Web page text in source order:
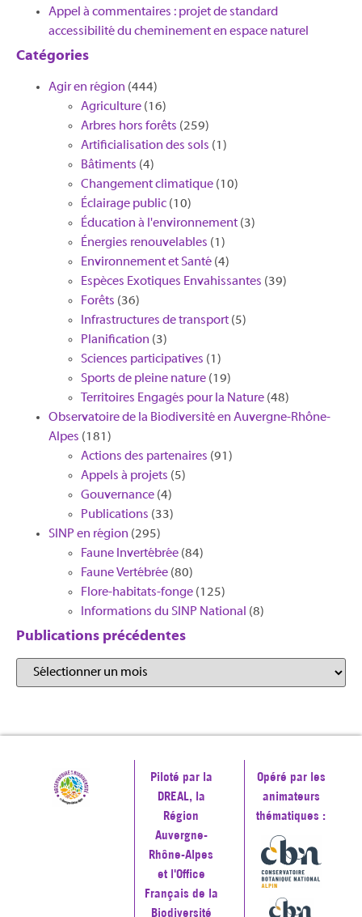
Appel à commentaires : projet de standard
accessibilité du cheminement en espace naturel
Catégories
Agir en région (444)
Agriculture (16)
Arbres hors forêts (259)
Artificialisation des sols (1)
Bâtiments (4)
Changement climatique (10)
Éclairage public (10)
Éducation à l'environnement (3)
Énergies renouvelables (1)
Environnement et Santé (4)
Espèces Exotiques Envahissantes (39)
Forêts (36)
Infrastructures de transport (5)
Planification (3)
Sciences participatives (1)
Sports de pleine nature (19)
Territoires Engagés pour la Nature (48)
Observatoire de la Biodiversité en Auvergne-Rhône-
Alpes (181)
Actions des partenaires (91)
Appels à projets (5)
Gouvernance (4)
Publications (33)
SINP en région (295)
Faune Invertébrée (84)
Faune Vertébrée (80)
Flore-habitats-fonge (125)
Informations du SINP National (8)
Publications précédentes
Piloté par la
DREAL, la
Région
Auvergne-
Rhône-Alpes
et l'Office
Français de la
Biodiversité
Opéré par les
animateurs
thématiques :